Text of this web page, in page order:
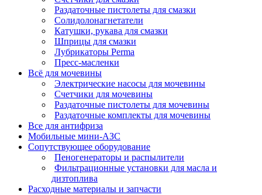
Раздаточные пистолеты для смазки
Солидолонагнетатели
Катушки, рукава для смазки
Шприцы для смазки
Лубрикаторы Perma
Пресс-масленки
Всё для мочевины
Электрические насосы для мочевины
Счетчики для мочевины
Раздаточные пистолеты для мочевины
Раздаточные комплекты для мочевины
Все для антифриза
Мобильные мини-АЗС
Сопутствующее оборудование
Пеногенераторы и распылители
Фильтрационные установки для масла и
дизтоплива
Расходные материалы и запчасти